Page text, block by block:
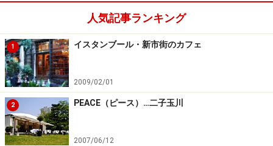
人気記事ランキング
1 イスタンブール・新市街のカフェ
2009/02/01
2 PEACE（ピース）…二子玉川
2007/06/12